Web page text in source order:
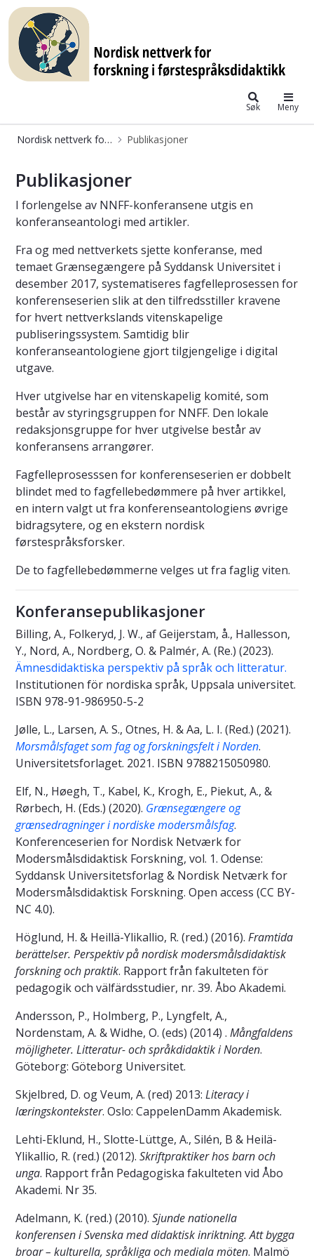
Nordisk nettverk for forskning i
Søk Meny
Nordisk nettverk for forskning i førstespråksdidaktikk Publikasjoner
Publikasjoner
I forlengelse av NNFF-konferansene utgis en
konferanseantologi med artikler.
Fra og med nettverkets sjette konferanse, med
temaet Grænsegængere på Syddansk Universitet i
desember 2017, systematiseres fagfelleprosessen for
konferenseserien slik at den tilfredsstiller kravene
for hvert nettverkslands vitenskapelige
publiseringssystem. Samtidig blir
konferanseantologiene gjort tilgjengelige i digital
utgave.
Hver utgivelse har en vitenskapelig komité, som
består av styringsgruppen for NNFF. Den lokale
redaksjonsgruppe for hver utgivelse består av
konferansens arrangører.
Fagfelleprosesssen for konferenseserien er dobbelt
blindet med to fagfellebedømmere på hver artikkel,
en intern valgt ut fra konferenseantologiens øvrige
bidragsytere, og en ekstern nordisk
førstespråksforsker.
De to fagfellebedømmerne velges ut fra faglig viten.
Konferansepublikasjoner
Billing, A., Folkeryd, J. W., af Geijerstam, å., Hallesson,
Y., Nord, A., Nordberg, O. & Palmér, A. (Re.) (2023).
Ämnesdidaktiska perspektiv på språk och litteratur.
Institutionen för nordiska språk, Uppsala universitet.
ISBN 978-91-986950-5-2
Jølle, L., Larsen, A. S., Otnes, H. & Aa, L. I. (Red.) (2021).
Morsmålsfaget som fag og forskningsfelt i Norden.
Universitetsforlaget. 2021. ISBN 9788215050980.
Elf, N., Høegh, T., Kabel, K., Krogh, E., Piekut, A., &
Rørbech, H. (Eds.) (2020). Grænsegængere og
grænsedragninger i nordiske modersmålsfag.
Konferenceserien for Nordisk Netværk for
Modersmålsdidaktisk Forskning, vol. 1. Odense:
Syddansk Universitetsforlag & Nordisk Netværk for
Modersmålsdidaktisk Forskning. Open access (CC BY-
NC 4.0).
Höglund, H. & Heillä-Ylikallio, R. (red.) (2016). Framtida
berättelser. Perspektiv på nordisk modersmålsdidaktisk
forskning och praktik. Rapport från fakulteten för
pedagogik och välfärdsstudier, nr. 39. Åbo Akademi.
Andersson, P., Holmberg, P., Lyngfelt, A.,
Nordenstam, A. & Widhe, O. (eds) (2014) . Mångfaldens
möjligheter. Litteratur- och språkdidaktik i Norden.
Göteborg: Göteborg Universitet.
Skjelbred, D. og Veum, A. (red) 2013: Literacy i
læringskontekster. Oslo: CappelenDamm Akademisk.
Lehti-Eklund, H., Slotte-Lüttge, A., Silén, B & Heilä-
Ylikallio, R. (red.) (2012). Skriftpraktiker hos barn och
unga. Rapport från Pedagogiska fakulteten vid Åbo
Akademi. Nr 35.
Adelmann, K. (red.) (2010). Sjunde nationella
konferensen i Svenska med didaktisk inriktning. Att bygga
broar – kulturella, språkliga och mediala möten. Malmö